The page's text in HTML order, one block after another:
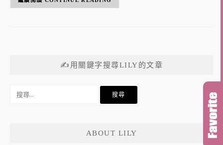
✍用關鍵字搜尋LILY的文章
ABOUT LILY